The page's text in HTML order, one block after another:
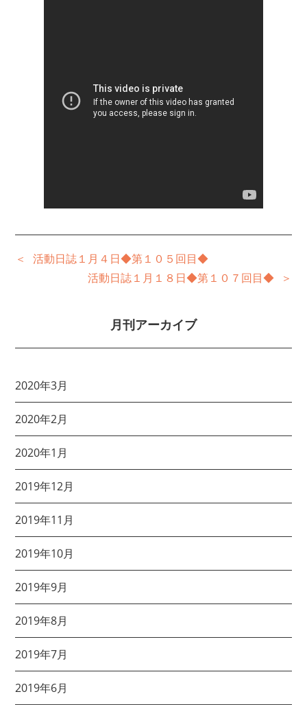
活動日誌１月４日◆第１０５回目◆
活動日誌１月１８日◆第１０７回目◆
月刊アーカイブ
2020年3月
2020年2月
2020年1月
2019年12月
2019年11月
2019年10月
2019年9月
2019年8月
2019年7月
2019年6月